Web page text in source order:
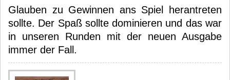
Glauben zu Gewinnen ans Spiel herantreten
sollte. Der Spaß sollte dominieren und das war
in unseren Runden mit der neuen Ausgabe
immer der Fall.